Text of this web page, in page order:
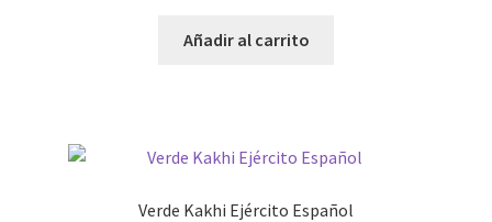
Añadir al carrito
Verde Kakhi Ejército Español